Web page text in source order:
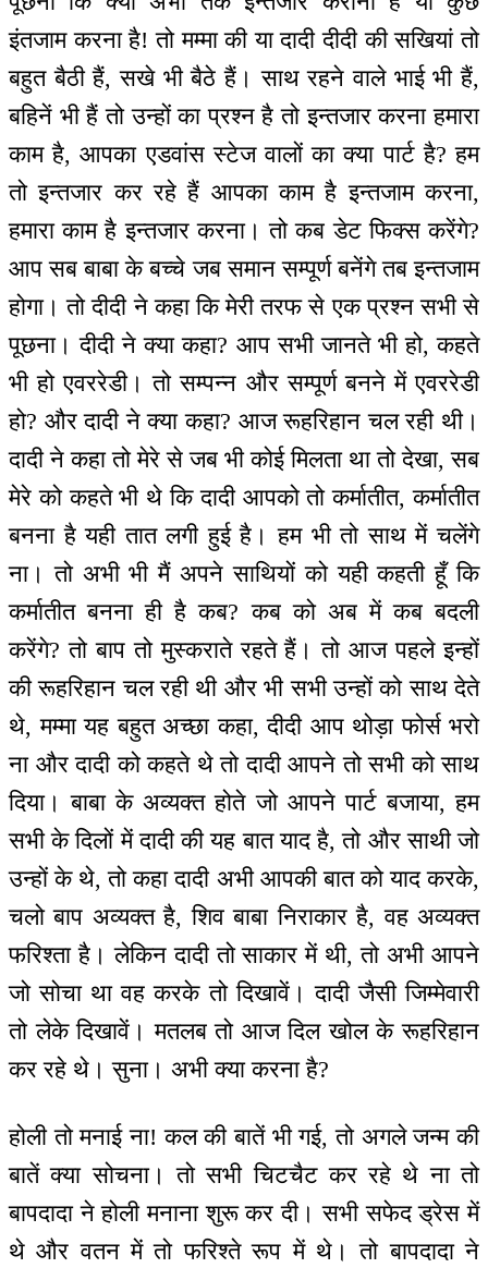
इंतजाम करना है! तो मम्मा की या दादी दीदी की सखियां तो
बहुत बैठी हैं, सखे भी बैठे हैं। साथ रहने वाले भाई भी हैं,
बहिनें भी हैं तो उन्हों का प्रश्न है तो इन्तजार करना हमारा
काम है, आपका एडवांस स्टेज वालों का क्या पार्ट है? हम
तो इन्तजार कर रहे हैं आपका काम है इन्तजाम करना,
हमारा काम है इन्तजार करना। तो कब डेट फिक्स करेंगे?
आप सब बाबा के बच्चे जब समान सम्पूर्ण बनेंगे तब इन्तजाम
होगा। तो दीदी ने कहा कि मेरी तरफ से एक प्रश्न सभी से
पूछना। दीदी ने क्या कहा? आप सभी जानते भी हो, कहते
भी हो एवररेडी। तो सम्पन्न और सम्पूर्ण बनने में एवररेडी
हो? और दादी ने क्या कहा? आज रूहरिहान चल रही थी।
दादी ने कहा तो मेरे से जब भी कोई मिलता था तो देखा, सब
मेरे को कहते भी थे कि दादी आपको तो कर्मातीत, कर्मातीत
बनना है यही तात लगी हुई है। हम भी तो साथ में चलेंगे
ना। तो अभी भी मैं अपने साथियों को यही कहती हूँ कि
कर्मातीत बनना ही है कब? कब को अब में कब बदली
करेंगे? तो बाप तो मुस्कराते रहते हैं। तो आज पहले इन्हों
की रूहरिहान चल रही थी और भी सभी उन्हों को साथ देते
थे, मम्मा यह बहुत अच्छा कहा, दीदी आप थोड़ा फोर्स भरो
ना और दादी को कहते थे तो दादी आपने तो सभी को साथ
दिया। बाबा के अव्यक्त होते जो आपने पार्ट बजाया, हम
सभी के दिलों में दादी की यह बात याद है, तो और साथी जो
उन्हों के थे, तो कहा दादी अभी आपकी बात को याद करके,
चलो बाप अव्यक्त है, शिव बाबा निराकार है, वह अव्यक्त
फरिश्ता है। लेकिन दादी तो साकार में थी, तो अभी आपने
जो सोचा था वह करके तो दिखावें। दादी जैसी जिम्मेवारी
तो लेके दिखावें। मतलब तो आज दिल खोल के रूहरिहान
कर रहे थे। सुना। अभी क्या करना है?
होली तो मनाई ना! कल की बातें भी गई, तो अगले जन्म की
बातें क्या सोचना। तो सभी चिटचैट कर रहे थे ना तो
बापदादा ने होली मनाना शुरू कर दी। सभी सफेद ड्रेस में
थे और वतन में तो फरिश्ते रूप में थे। तो बापदादा ने